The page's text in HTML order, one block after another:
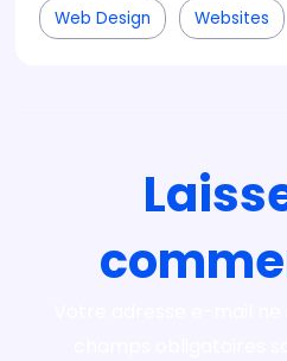
Web Design Websites